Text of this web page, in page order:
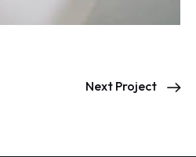
Next Project